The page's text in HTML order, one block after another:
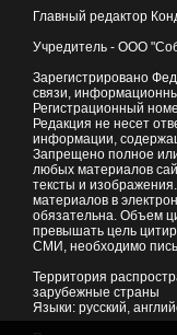
Главный редактор
Учредитель - ООО
Зарегистрировано
связи,
Регистрационный
Редакция не несет
информации,
Запрещено полное
любых материалов
тексты и
материалов в
обязательна. Объем
превышать цель
СМИ, необходимо
Территория
зарубежные страны
Языки: русский,